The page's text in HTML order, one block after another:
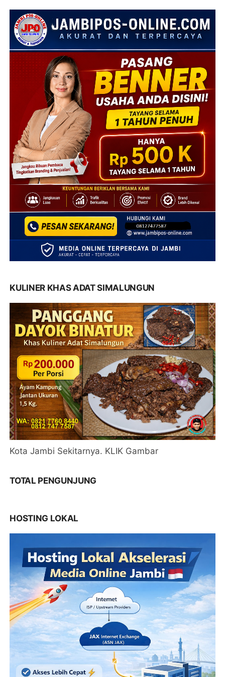
KULINER KHAS ADAT SIMALUNGUN
Kota Jambi Sekitarnya. KLIK Gambar
TOTAL PENGUNJUNG
HOSTING LOKAL